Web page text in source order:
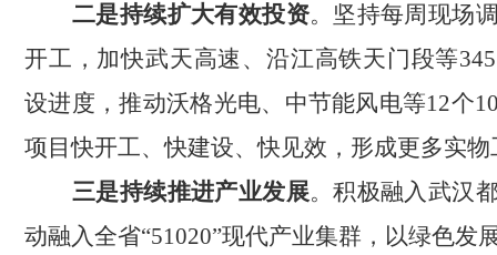
二是持续扩大有效投资。坚持每周现场
开工，加快武天高速、沿江高铁天门段等
设进度，推动沃格光电、中节能风电等12个
项目快开工、快建设、快见效，形成更多实物
三是持续推进产业发展。积极融入武汉
动融入全省“51020”现代产业集群，以绿色发